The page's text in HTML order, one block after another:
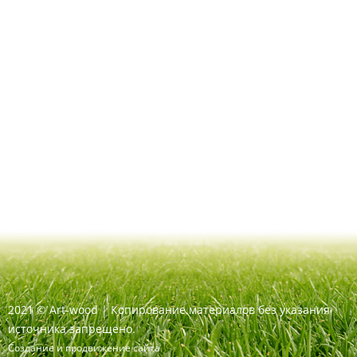
2021 ©Art-wood |Копирование материалов без указания
источника запрещено.
Создание и продвижение сайта